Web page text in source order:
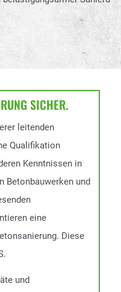
SICHER.
leitenden
Qualifikation
Kenntnissen in
Betonbauwerken und
eine
Diese
und